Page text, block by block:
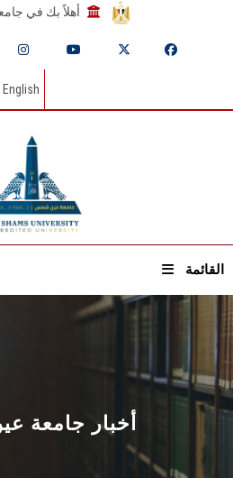
أهلاً بك في
English
القائمة
أخبار جامعة